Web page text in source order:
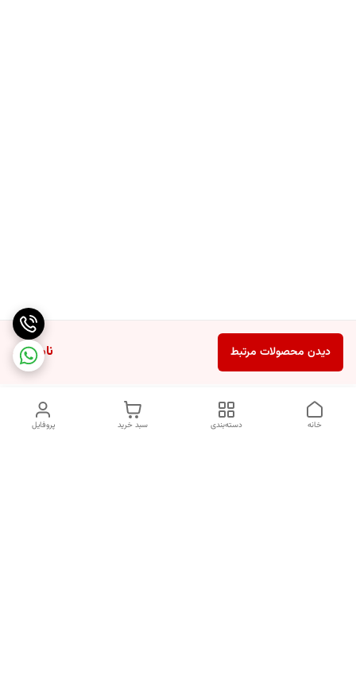
ناموجود دیدن محصولات مرتبط
پروفایل سبد خرید دسته‌بندی خانه